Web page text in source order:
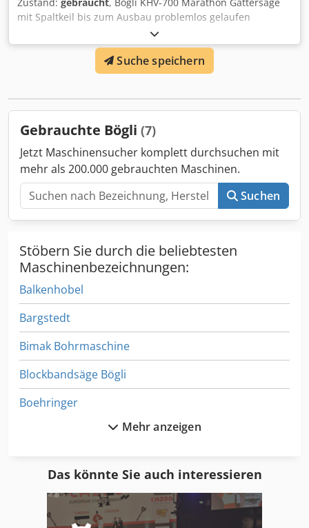
mit Spaltkeil bis zum Ausbau problemlos gelaufen
Csdpfehvmn Aex Ak Tsha Standort: Oberösterreich
Suche speichern
Gebrauchte Bögli (7)
Jetzt Maschinensucher komplett durchsuchen mit
mehr als 200.000 gebrauchten Maschinen.
Suchen
Stöbern Sie durch die beliebtesten
Maschinenbezeichnungen:
Balkenhobel
Bargstedt
Bimak Bohrmaschine
Blockbandsäge Bögli
Boehringer
Bohrer
Mehr anzeigen
Das könnte Sie auch interessieren